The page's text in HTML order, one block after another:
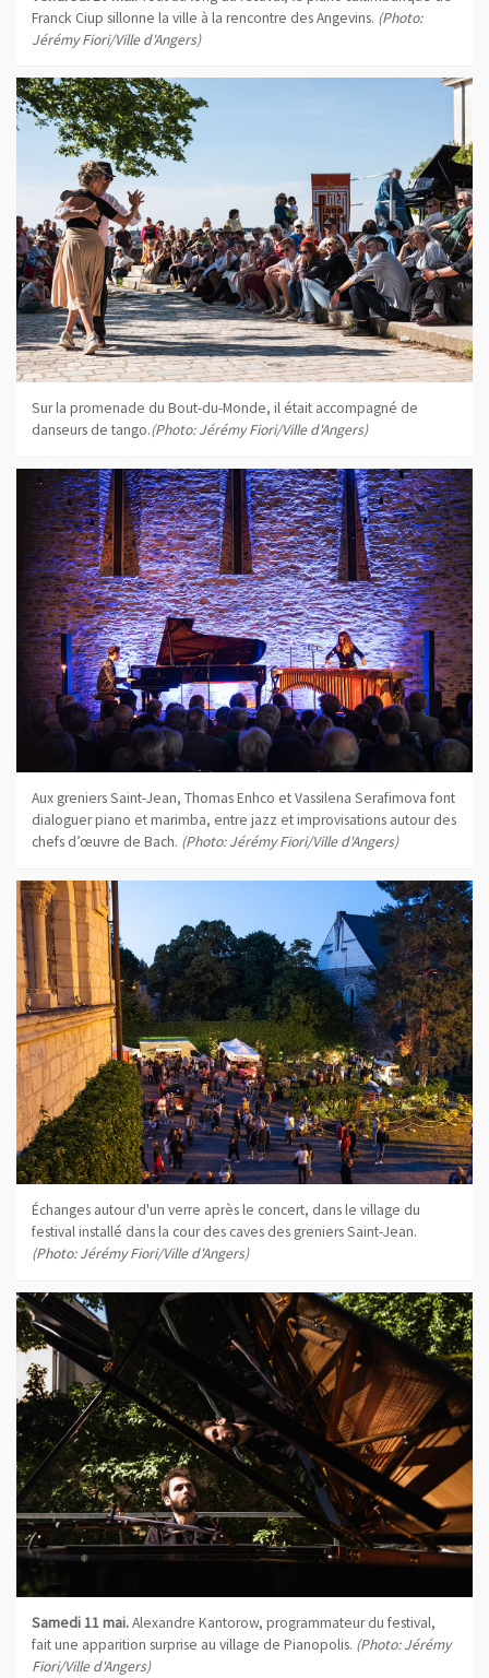
Franck Ciup sillonne la ville à la rencontre des Angevins. (Photo:
Jérémy Fiori/Ville d'Angers)
Sur la promenade du Bout-du-Monde, il était accompagné de
danseurs de tango.(Photo: Jérémy Fiori/Ville d'Angers)
Aux greniers Saint-Jean, Thomas Enhco et Vassilena Serafimova font
dialoguer piano et marimba, entre jazz et improvisations autour des
chefs d’œuvre de Bach. (Photo: Jérémy Fiori/Ville d'Angers)
Échanges autour d'un verre après le concert, dans le village du
festival installé dans la cour des caves des greniers Saint-Jean.
(Photo: Jérémy Fiori/Ville d'Angers)
Samedi 11 mai.Alexandre Kantorow, programmateur du festival,
fait une apparition surprise au village de Pianopolis. (Photo: Jérémy
Fiori/Ville d'Angers)